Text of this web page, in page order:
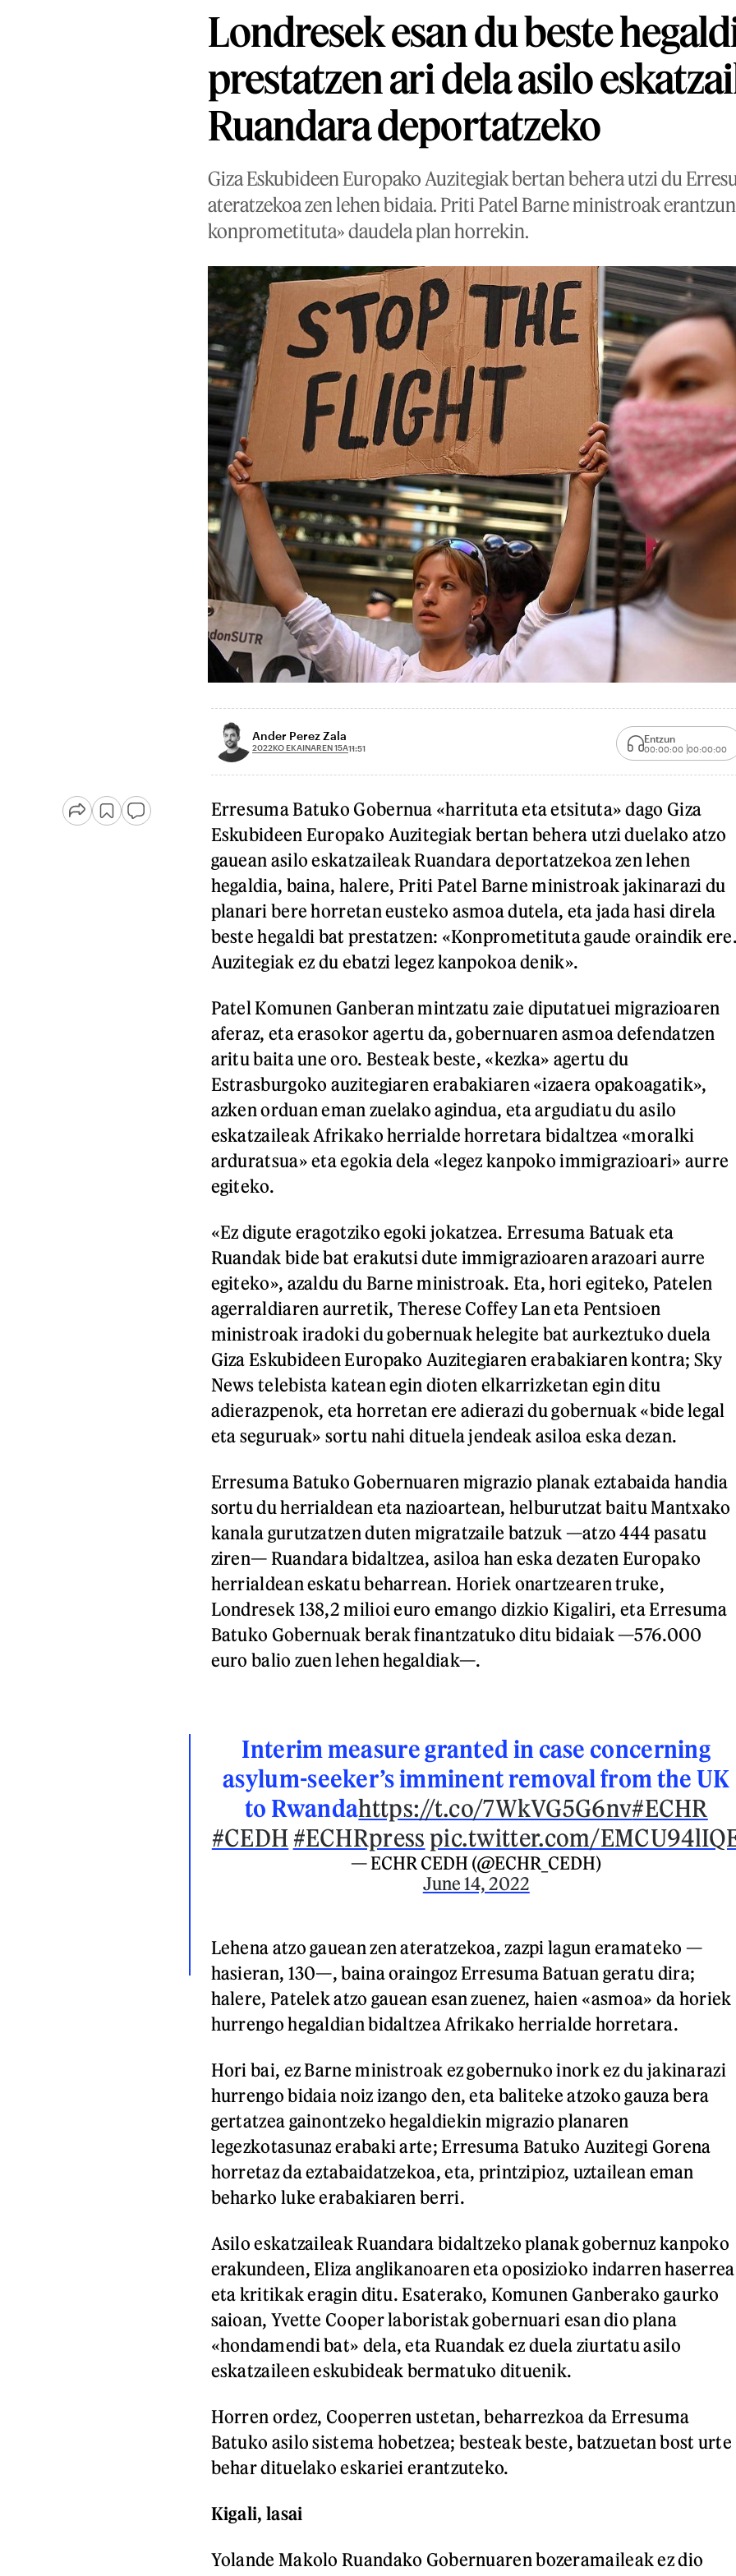
Londresek esan du beste
prestatzen ari dela asilo
Ruandara deportatzeko
Giza Eskubideen Europako Auzitegiak bertan behera utzi du
ateratzekoa zen lehen bidaia. Priti Patel Barne ministroak
konprometituta» daudela plan horrekin.
Ander Perez Zala
2022KO EKAINAREN 15A11:51
Entzun
00:00:00 00:00:00
Erresuma Batuko Gobernua «harrituta eta etsituta» dago Giza
Eskubideen Europako Auzitegiak bertan behera utzi duelako atzo
gauean asilo eskatzaileak Ruandara deportatzekoa zen lehen
hegaldia, baina, halere, Priti Patel Barne ministroak jakinarazi du
planari bere horretan eusteko asmoa dutela, eta jada hasi direla
beste hegaldi bat prestatzen: «Konprometituta gaude oraindik
Auzitegiak ez du ebatzi legez kanpokoa denik».
Patel Komunen Ganberan mintzatu zaie diputatuei migrazioaren
aferaz, eta erasokor agertu da, gobernuaren asmoa defendatzen
aritu baita une oro. Besteak beste, «kezka» agertu du
Estrasburgoko auzitegiaren erabakiaren «izaera opakoagatik»,
azken orduan eman zuelako agindua, eta argudiatu du asilo
eskatzaileak Afrikako herrialde horretara bidaltzea «moralki
arduratsua» eta egokia dela «legez kanpoko immigrazioari» aurre
egiteko.
«Ez digute eragotziko egoki jokatzea. Erresuma Batuak eta
Ruandak bide bat erakutsi dute immigrazioaren arazoari aurre
egiteko», azaldu du Barne ministroak. Eta, hori egiteko, Patelen
agerraldiaren aurretik, Therese Coffey Lan eta Pentsioen
ministroak iradoki du gobernuak helegite bat aurkeztuko duela
Giza Eskubideen Europako Auzitegiaren erabakiaren kontra; Sky
News telebista katean egin dioten elkarrizketan egin ditu
adierazpenok, eta horretan ere adierazi du gobernuak «bide legal
eta seguruak» sortu nahi dituela jendeak asiloa eska dezan.
Erresuma Batuko Gobernuaren migrazio planak eztabaida handia
sortu du herrialdean eta nazioartean, helburutzat baitu Mantxako
kanala gurutzatzen duten migratzaile batzuk —atzo 444 pasatu
ziren— Ruandara bidaltzea, asiloa han eska dezaten Europako
herrialdean eskatu beharrean. Horiek onartzearen truke,
Londresek 138,2 milioi euro emango dizkio Kigaliri, eta Erresuma
Batuko Gobernuak berak finantzatuko ditu bidaiak —576.000
euro balio zuen lehen hegaldiak—.
Interim measure granted in case concerning
asylum-seeker’s imminent removal from the UK
to Rwandahttps://t.co/7WkVG5G6nv#ECHR
#CEDH #ECHRpress pic.twitter.com/
— ECHR CEDH (@ECHR_CEDH)
June 14, 2022
Lehena atzo gauean zen ateratzekoa, zazpi lagun eramateko —
hasieran, 130—, baina oraingoz Erresuma Batuan geratu dira;
halere, Patelek atzo gauean esan zuenez, haien «asmoa» da horiek
hurrengo hegaldian bidaltzea Afrikako herrialde horretara.
Hori bai, ez Barne ministroak ez gobernuko inork ez du jakinarazi
hurrengo bidaia noiz izango den, eta baliteke atzoko gauza bera
gertatzea gainontzeko hegaldiekin migrazio planaren
legezkotasunaz erabaki arte; Erresuma Batuko Auzitegi Gorena
horretaz da eztabaidatzekoa, eta, printzipioz, uztailean eman
beharko luke erabakiaren berri.
Asilo eskatzaileak Ruandara bidaltzeko planak gobernuz kanpoko
erakundeen, Eliza anglikanoaren eta oposizioko indarren haserrea
eta kritikak eragin ditu. Esaterako, Komunen Ganberako gaurko
saioan, Yvette Cooper laboristak gobernuari esan dio plana
«hondamendi bat» dela, eta Ruandak ez duela ziurtatu asilo
eskatzaileen eskubideak bermatuko dituenik.
Horren ordez, Cooperren ustetan, beharrezkoa da Erresuma
Batuko asilo sistema hobetzea; besteak beste, batzuetan bost urte
behar dituelako eskariei erantzuteko.
Kigali, lasai
Yolande Makolo Ruandako Gobernuaren bozeramaileak ez dio